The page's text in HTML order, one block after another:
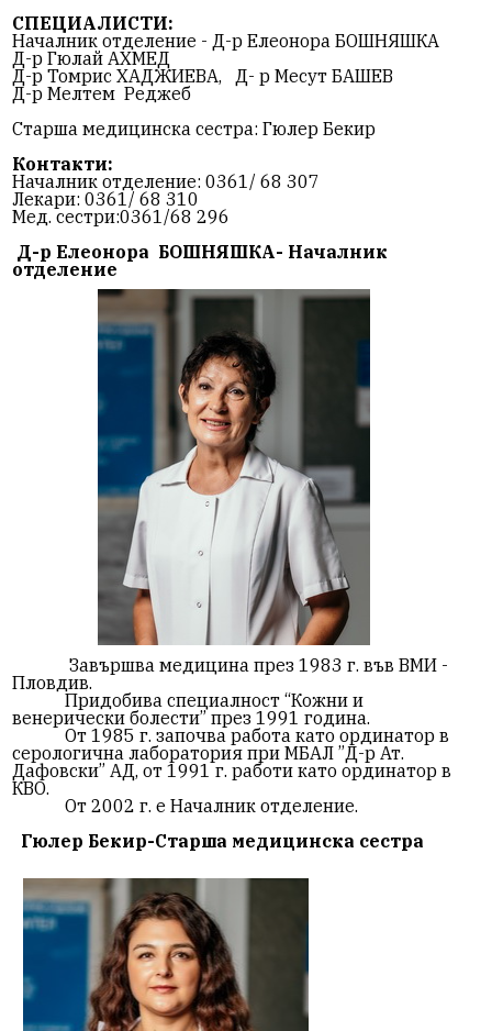
СПЕЦИАЛИСТИ:
Началник отделение - Д-р Елеонора БОШНЯШКА
Д-р Гюлай АХМЕД
Д-р Томрис ХАДЖИЕВА, Д- р Месут БАШЕВ
Д-р Мелтем Реджеб
Старша медицинска сестра: Гюлер Бекир
Контакти:
Началник отделение: 0361/ 68 307
Лекари: 0361/ 68 310
Мед. сестри:0361/68 296
Д-р Елеонора БОШНЯШКА- Началник
отделение
Завършва медицина през 1983 г. във ВМИ -
Пловдив.
Придобива специалност “Кожни и
венерически болести” през 1991 година.
От 1985 г. започва работа като ординатор в
серологична лаборатория при МБАЛ ”Д-р Ат.
Дафовски” АД, от 1991 г. работи като ординатор в
КВО.
От 2002 г. е Началник отделение.
Гюлер Бекир-Старша медицинска сестра